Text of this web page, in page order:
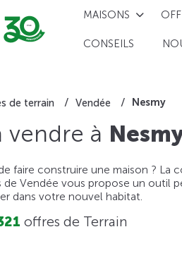
MAISONS
CONSEILS
de terrain Vendée Nesmy
vendre à
faire construire une maison ?
de Vendée vous propose un outil
dans votre nouvel habitat.
offres de Terrain